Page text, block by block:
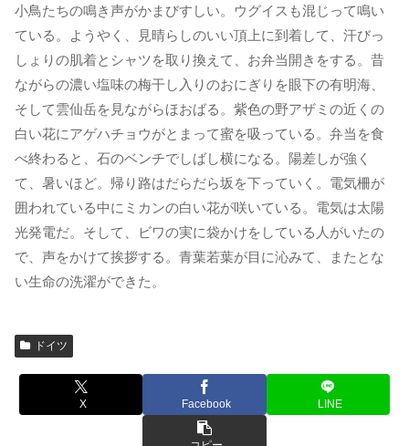
小鳥たちの鳴き声がかまびすしい。ウグイスも混じって鳴い
ている。ようやく、見晴らしのいい頂上に到着して、汗びっ
しょりの肌着とシャツを取り換えて、お弁当開きをする。昔
ながらの濃い塩味の梅干し入りのおにぎりを眼下の有明海、
そして雲仙岳を見ながらほおばる。紫色の野アザミの近くの
白い花にアゲハチョウがとまって蜜を吸っている。弁当を食
べ終わると、石のベンチでしばし横になる。陽差しが強く
て、暑いほど。帰り路はだらだら坂を下っていく。電気柵が
囲われている中にミカンの白い花が咲いている。電気は太陽
光発電だ。そして、ビワの実に袋かけをしている人がいたの
で、声をかけて挨拶する。青葉若葉が目に沁みて、またとな
い生命の洗濯ができた。
ドイツ
X Facebook LINE